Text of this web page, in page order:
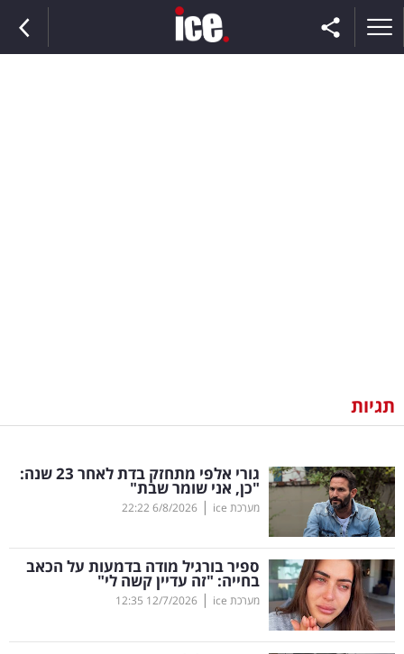
וצרכנות
דיגיטל
וטק
שיווק
ופרסום
משפט
תגיות
גורי אלפי מתחזק בדת לאחר 23 שנה:
"כן, אני שומר שבת"
מערכת ice |
6/8/2026
22:22
ספיר בורגיל מודה בדמעות על הכאב
בחייה: "זה עדיין קשה לי"
מערכת ice |
12/7/2026
12:35